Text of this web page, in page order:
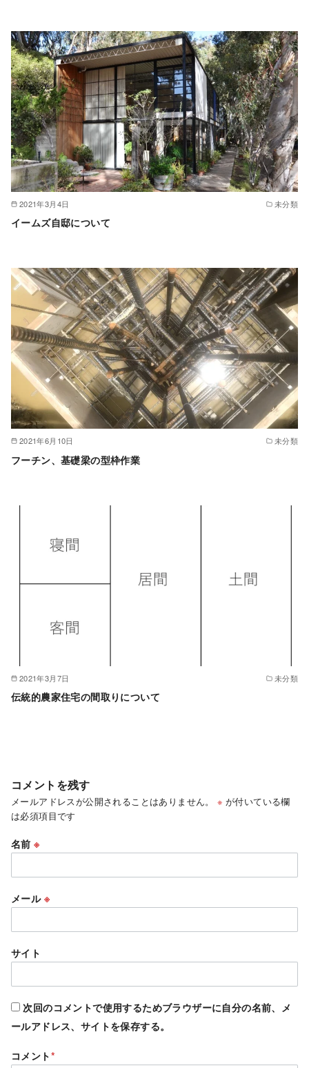
2021年3月4日 未分類
イームズ自邸について
2021年6月10日 未分類
フーチン、基礎梁の型枠作業
2021年3月7日 未分類
伝統的農家住宅の間取りについて
コメントを残す
メールアドレスが公開されることはありません。 ※ が付いている欄
は必須項目です
名前※
メール ※
サイト
次回のコメントで使用するためブラウザーに自分の名前、メ
ールアドレス、サイトを保存する。
コメント*